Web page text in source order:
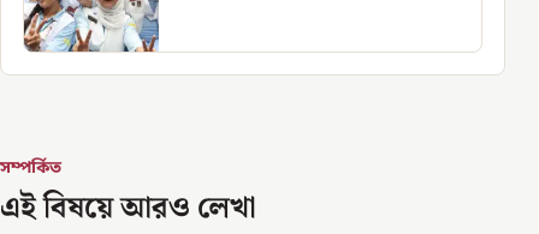
সম্পর্কিত
এই বিষয়ে আরও লেখা